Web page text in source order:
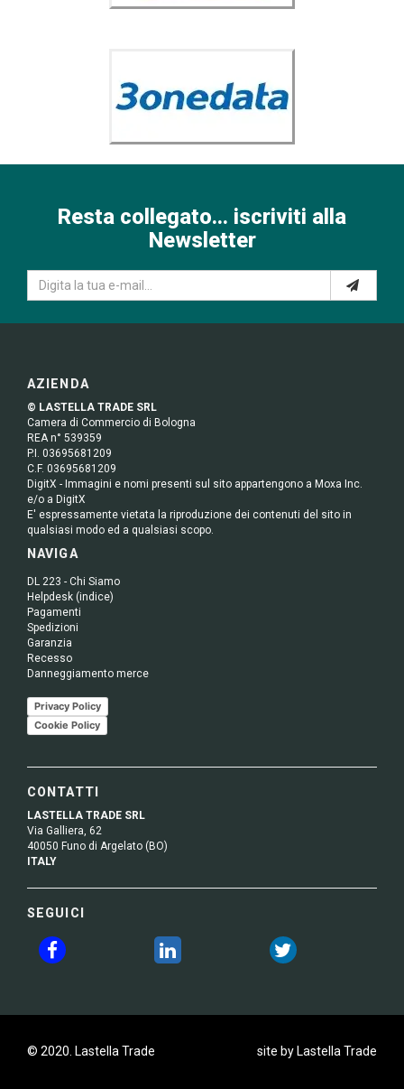
Resta collegato... iscriviti alla
Newsletter
AZIENDA
© LASTELLA TRADE SRL
Camera di Commercio di Bologna
REA n° 539359
P.I. 03695681209
C.F. 03695681209
DigitX - Immagini e nomi presenti sul sito appartengono a Moxa Inc.
e/o a DigitX
E' espressamente vietata la riproduzione dei contenuti del sito in
qualsiasi modo ed a qualsiasi scopo.
NAVIGA
DL 223 - Chi Siamo
Helpdesk (indice)
Pagamenti
Spedizioni
Garanzia
Recesso
Danneggiamento merce
Privacy Policy
Cookie Policy
CONTATTI
LASTELLA TRADE SRL
Via Galliera, 62
40050 Funo di Argelato (BO)
ITALY
SEGUICI
© 2020. Lastella Trade site by Lastella Trade